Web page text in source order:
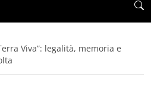
Viva”: legalità, memoria e